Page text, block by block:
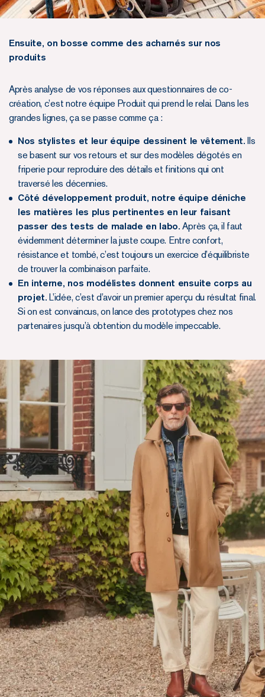
Ensuite, on bosse comme des acharnés sur nos
produits
Après analyse de vos réponses aux questionnaires de co-
création, c’est notre équipe Produit qui prend le relai. Dans les
grandes lignes, ça se passe comme ça :
Nos stylistes et leur équipe dessinent le vêtement. Ils
se basent sur vos retours et sur des modèles dégotés en
friperie pour reproduire des détails et finitions qui ont
traversé les décennies.
Côté développement produit, notre équipe déniche
les matières les plus pertinentes en leur faisant
passer des tests de malade en labo. Après ça, il faut
évidemment déterminer la juste coupe. Entre confort,
résistance et tombé, c’est toujours un exercice d’équilibriste
de trouver la combinaison parfaite.
En interne, nos modélistes donnent ensuite corps au
projet. L’idée, c’est d’avoir un premier aperçu du résultat final.
Si on est convaincus, on lance des prototypes chez nos
partenaires jusqu’à obtention du modèle impeccable.